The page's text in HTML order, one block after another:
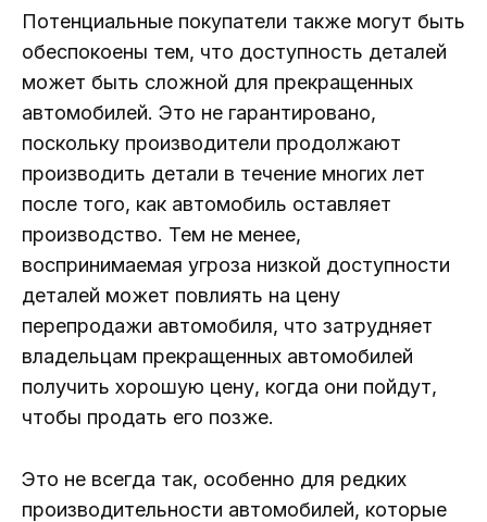
Потенциальные покупатели также могут быть
обеспокоены тем, что доступность деталей
может быть сложной для прекращенных
автомобилей. Это не гарантировано,
поскольку производители продолжают
производить детали в течение многих лет
после того, как автомобиль оставляет
производство. Тем не менее,
воспринимаемая угроза низкой доступности
деталей может повлиять на цену
перепродажи автомобиля, что затрудняет
владельцам прекращенных автомобилей
получить хорошую цену, когда они пойдут,
чтобы продать его позже.
Это не всегда так, особенно для редких
производительности автомобилей, которые